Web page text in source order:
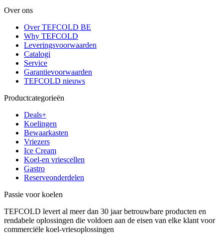
Over ons
Over TEFCOLD BE
Why TEFCOLD
Leveringsvoorwaarden
Catalogi
Service
Garantievoorwaarden
TEFCOLD nieuws
Productcategorieën
Deals+
Koelingen
Bewaarkasten
Vriezers
Ice Cream
Koel-en vriescellen
Gastro
Reserveonderdelen
Passie voor koelen
TEFCOLD levert al meer dan 30 jaar betrouwbare producten en
rendabele oplossingen die voldoen aan de eisen van elke klant voor
commerciële koel-vriesoplossingen